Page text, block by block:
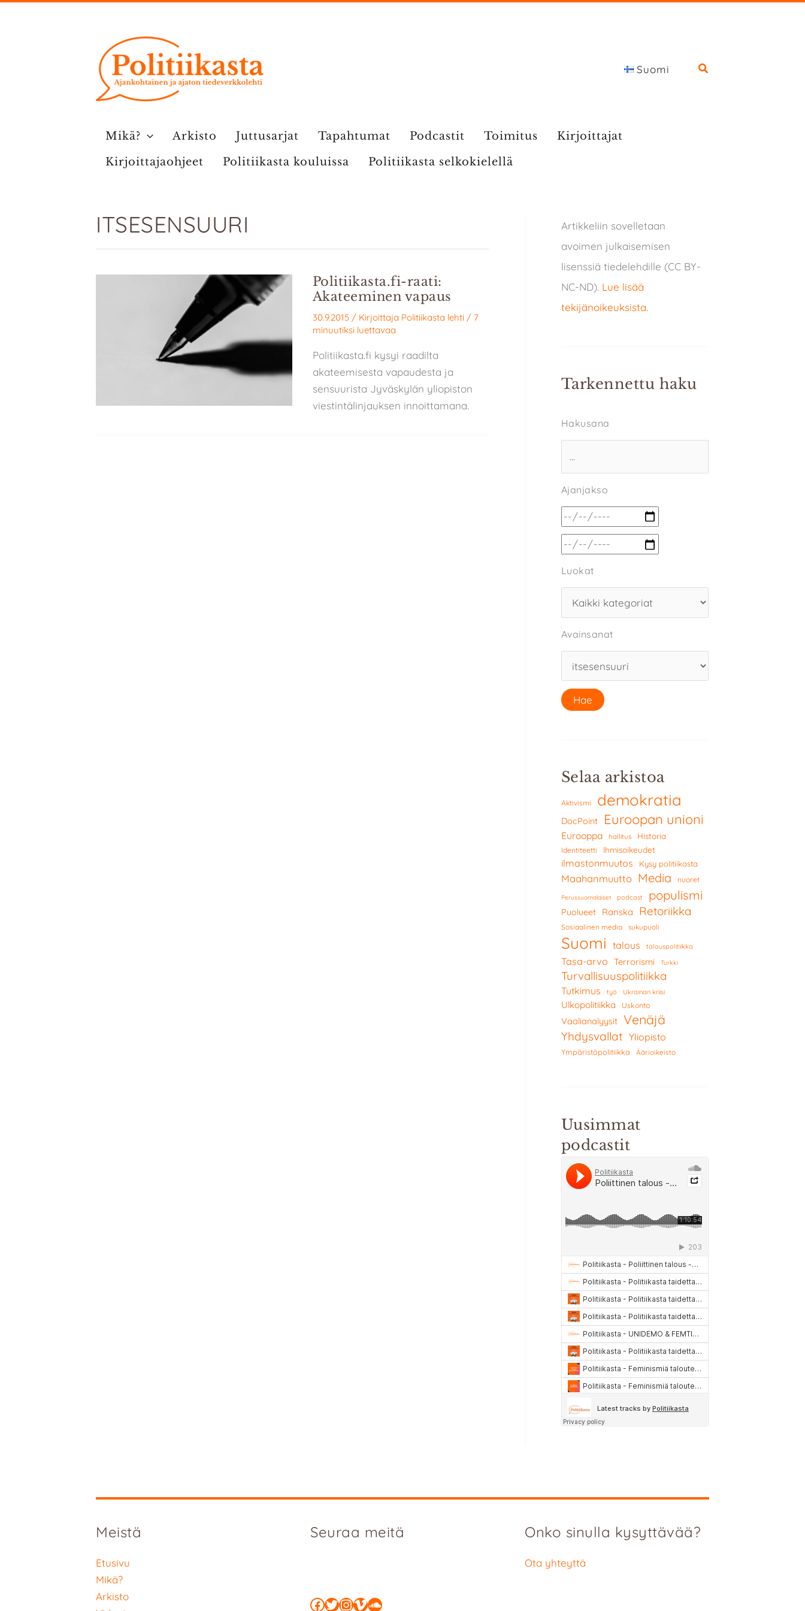
Suomi
Mikä? Arkisto Juttusarjat Tapahtumat Podcastit Toimitus
Kirjoittajat
Kirjoittajaohjeet
Politiikasta kouluissa Politiikasta selkokielellä
ITSESENSUURI
Politiikasta.fi-raati:
Akateeminen vapaus
30.9.2015 / Kirjoittaja Politiikasta lehti/ 7
minuutiksi luettavaa
Politiikasta.fi kysyi raadilta
akateemisesta vapaudesta ja
sensuurista Jyväskylän yliopiston
viestintälinjauksen innoittamana.
Artikkeliin sovelletaan
avoimen julkaisemisen
lisenssiä tiedelehdille (CC BY-
NC-ND). Lue lisää
tekijänoikeuksista.
Tarkennettu haku
Hakusana
Ajanjakso
Luokat
Avainsanat
Selaa arkistoa
Aktivismi demokratia
DocPoint Euroopan unioni
Eurooppa hallitus Historia
Identiteetti Ihmisoikeudet
ilmastonmuutos Kysy politiikasta
Maahanmuutto Media nuoret
Perussuomalaiset podcast populismi
Puolueet Ranska Retoriikka
Sosiaalinen media sukupuoli
Suomi talous talouspolitiikka
Tasa-arvo Terrorismi Turkki
Turvallisuuspolitiikka
Tutkimus työ Ukrainan kriisi
Ulkopolitiikka Uskonto
Vaalianalyysit Venäjä
Yhdysvallat Yliopisto
Ympäristöpolitiikka Äärioikeisto
Uusimmat
podcastit
Meistä
Etusivu
Mikä?
Arkisto
Seuraa meitä
Facebook
Twitter
Instagram
Vimeo
SoundCloud
Onko sinulla kysyttävää?
Ota yhteyttä